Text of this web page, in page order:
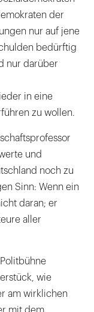
der
nur auf jene
bedürftig
nur darüber
in eine
zu wollen.
und
noch zu
Sinn: Wenn ein
daran; er
aller
wie
am wirklichen